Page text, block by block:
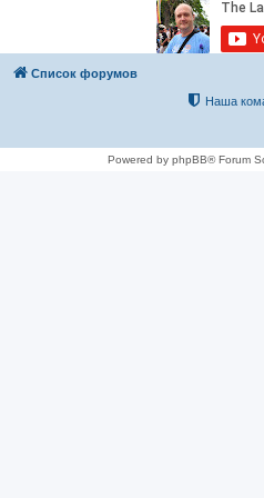
Список форумов
Наша
Powered by phpBB® Forum